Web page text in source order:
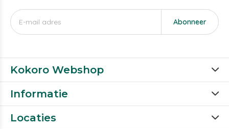
Abonneer
Kokoro Webshop
Informatie
Locaties